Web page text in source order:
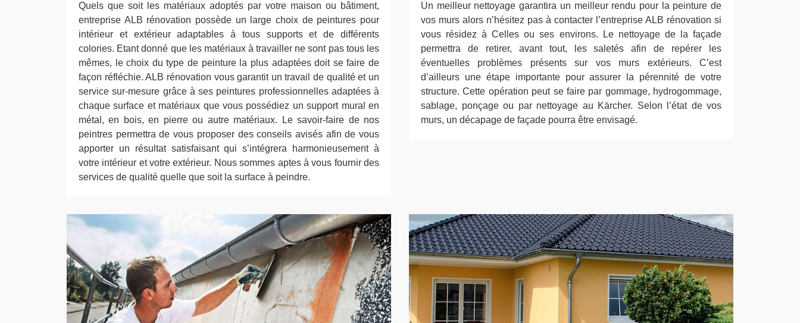
Quels que soit les matériaux adoptés par votre maison ou bâtiment,
entreprise ALB rénovation possède un large choix de peintures pour
intérieur et extérieur adaptables à tous supports et de différents
colories. Etant donné que les matériaux à travailler ne sont pas tous les
mêmes, le choix du type de peinture la plus adaptées doit se faire de
façon réfléchie. ALB rénovation vous garantit un travail de qualité et un
service sur-mesure grâce à ses peintures professionnelles adaptées à
chaque surface et matériaux que vous possédiez un support mural en
métal, en bois, en pierre ou autre matériaux. Le savoir-faire de nos
peintres permettra de vous proposer des conseils avisés afin de vous
apporter un résultat satisfaisant qui s’intégrera harmonieusement à
votre intérieur et votre extérieur. Nous sommes aptes à vous fournir des
services de qualité quelle que soit la surface à peindre.
Un meilleur nettoyage garantira un meilleur rendu pour la peinture de
vos murs alors n’hésitez pas à contacter l’entreprise ALB rénovation si
vous résidez à Celles ou ses environs. Le nettoyage de la façade
permettra de retirer, avant tout, les saletés afin de repérer les
éventuelles problèmes présents sur vos murs extérieurs. C’est
d’ailleurs une étape importante pour assurer la pérennité de votre
structure. Cette opération peut se faire par gommage, hydrogommage,
sablage, ponçage ou par nettoyage au Kärcher. Selon l’état de vos
murs, un décapage de façade pourra être envisagé.